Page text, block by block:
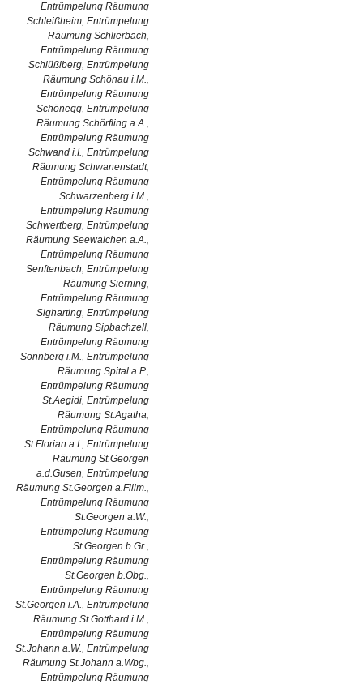
Entrümpelung Räumung
Schleißheim, Entrümpelung
Räumung Schlierbach,
Entrümpelung Räumung
Schlüßlberg, Entrümpelung
Räumung Schönau i.M.,
Entrümpelung Räumung
Schönegg, Entrümpelung
Räumung Schörfling a.A.,
Entrümpelung Räumung
Schwand i.I., Entrümpelung
Räumung Schwanenstadt,
Entrümpelung Räumung
Schwarzenberg i.M.,
Entrümpelung Räumung
Schwertberg, Entrümpelung
Räumung Seewalchen a.A.,
Entrümpelung Räumung
Senftenbach, Entrümpelung
Räumung Sierning,
Entrümpelung Räumung
Sigharting, Entrümpelung
Räumung Sipbachzell,
Entrümpelung Räumung
Sonnberg i.M., Entrümpelung
Räumung Spital a.P.,
Entrümpelung Räumung
St.Aegidi, Entrümpelung
Räumung St.Agatha,
Entrümpelung Räumung
St.Florian a.I., Entrümpelung
Räumung St.Georgen
a.d.Gusen, Entrümpelung
Räumung St.Georgen a.Fillm.,
Entrümpelung Räumung
St.Georgen a.W.,
Entrümpelung Räumung
St.Georgen b.Gr.,
Entrümpelung Räumung
St.Georgen b.Obg.,
Entrümpelung Räumung
St.Georgen i.A., Entrümpelung
Räumung St.Gotthard i.M.,
Entrümpelung Räumung
St.Johann a.W., Entrümpelung
Räumung St.Johann a.Wbg.,
Entrümpelung Räumung